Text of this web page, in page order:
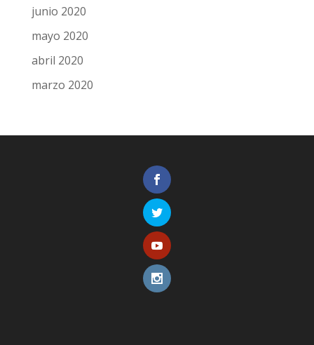
junio 2020
mayo 2020
abril 2020
marzo 2020